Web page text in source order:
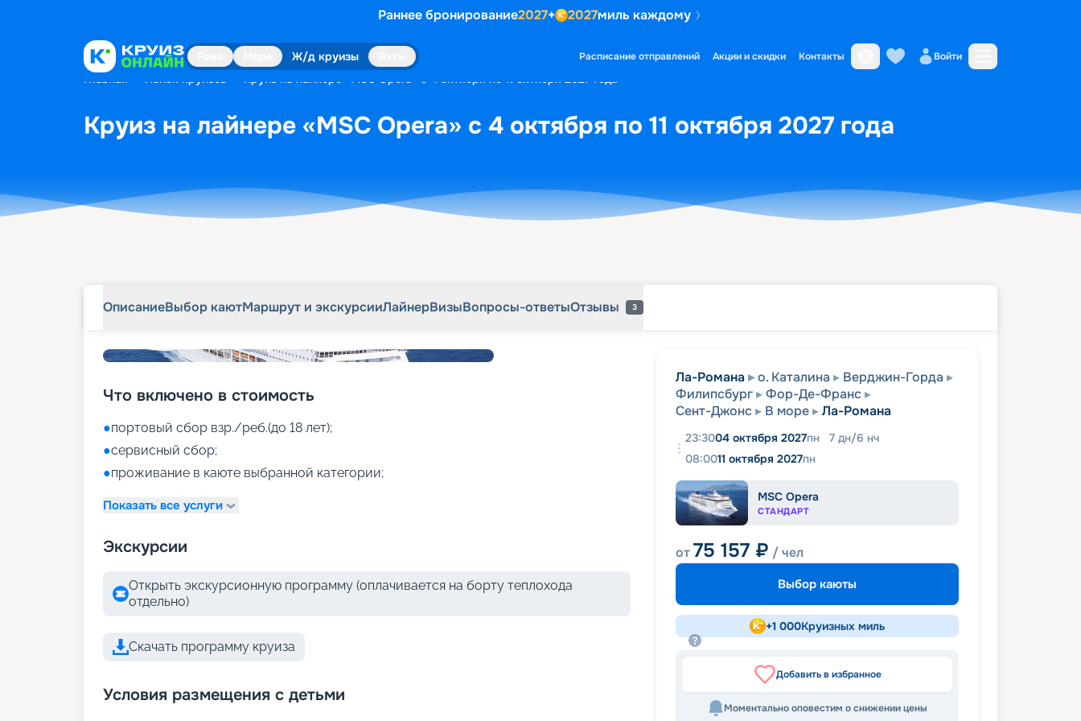
Раннее бронирование2027+ 2027миль каждому
Ж/д круизы Расписание отправлений Акции и скидки Контакты Войти
Главная Поиск круизов Круиз на лайнере «MSC Opera» с 4 октября по 11 октября 2027 года
Круиз на лайнере «MSC Opera» с 4 октября по 11 октября 2027 года
ОписаниеВыбор каютМаршрут и экскурсииЛайнерВизыВопросы-ответыОтзывы 3
Что включено в стоимость
●портовый сбор взр./реб.(до 18 лет);
●сервисный сбор;
●проживание в каюте выбранной категории;
Показать все услуги
Экскурсии
Открыть экскурсионную программу (оплачивается на борту теплохода
отдельно)
Скачать программу круиза
Условия размещения с детьми
Ла-Романа о. Каталина
Верджин-Горда
Филипсбург
Фор-Де-Франс
Сент-Джонс
В море Ла-Романа
23:3004 октября 2027пн 7 дн/6 нч
08:0011 октября 2027пн
MSC Opera
СТАНДАРТ
от75 157 ₽ / чел
Выбор каюты
+1 000Круизных миль
Добавить в избранное
Моментально оповестим о снижении цены